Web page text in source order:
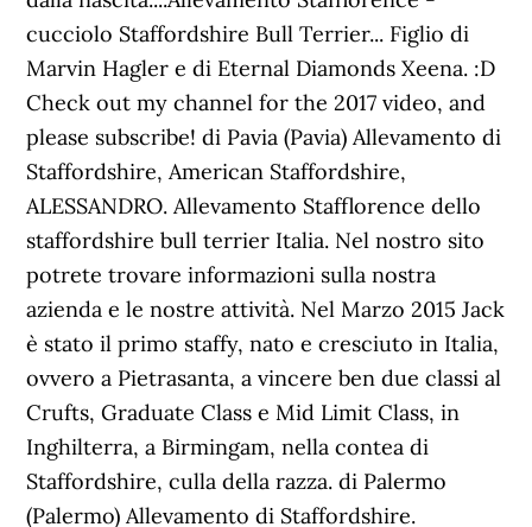
cucciolo Staffordshire Bull Terrier... Figlio di
Marvin Hagler e di Eternal Diamonds Xeena. :D
Check out my channel for the 2017 video, and
please subscribe! di Pavia (Pavia) Allevamento di
Staffordshire, American Staffordshire,
ALESSANDRO. Allevamento Stafflorence dello
staffordshire bull terrier Italia. Nel nostro sito
potrete trovare informazioni sulla nostra
azienda e le nostre attività. Nel Marzo 2015 Jack
è stato il primo staffy, nato e cresciuto in Italia,
ovvero a Pietrasanta, a vincere ben due classi al
Crufts, Graduate Class e Mid Limit Class, in
Inghilterra, a Birmingam, nella contea di
Staffordshire, culla della razza. di Palermo
(Palermo) Allevamento di Staffordshire.